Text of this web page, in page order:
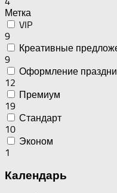
Метка
VIP
9
Креативные
9
Оформление
12
Премиум
19
Стандарт
10
Эконом
1
Календарь